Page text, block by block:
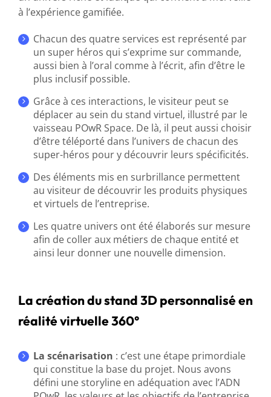
à l’expérience gamifiée.
Chacun des quatre services est représenté par
un super héros qui s’exprime sur commande,
aussi bien à l’oral comme à l’écrit, afin d’être le
plus inclusif possible.
Grâce à ces interactions, le visiteur peut se
déplacer au sein du stand virtuel, illustré par le
vaisseau POwR Space. De là, il peut aussi choisir
d’être téléporté dans l’univers de chacun des
super-héros pour y découvrir leurs spécificités.
Des éléments mis en surbrillance permettent
au visiteur de découvrir les produits physiques
et virtuels de l’entreprise.
Les quatre univers ont été élaborés sur mesure
afin de coller aux métiers de chaque entité et
ainsi leur donner une nouvelle dimension.
La création du stand 3D personnalisé en
réalité virtuelle 360°
La scénarisation : c’est une étape primordiale
qui constitue la base du projet. Nous avons
défini une storyline en adéquation avec l’ADN